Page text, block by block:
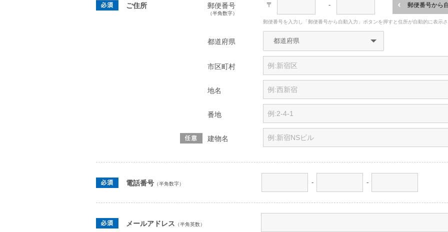
ご住所 郵便番号
（半角数字）
〒 - 郵便番号から
郵便番号を入力し「郵便番号から自動入力」ボタンを押すと住所が自動的に表示さ
都道府県
市区町村
地名
番地
建物名
電話番号 （半角数字） - -
メールアドレス （半角英数）